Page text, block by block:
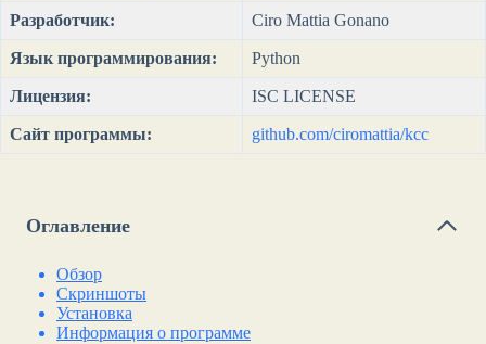
Разработчик: Ciro Mattia Gonano
Язык программирования: Python
Лицензия: ISC LICENSE
Сайт программы: github.com/ciromattia/kcc
Оглавление
Обзор
Скриншоты
Установка
Информация о программе